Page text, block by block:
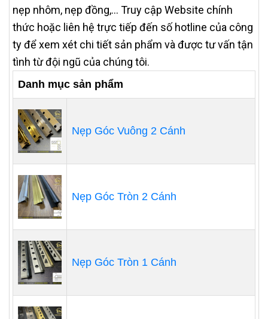
nẹp nhôm, nẹp đồng,… Truy cập Website chính
thức hoặc liên hệ trực tiếp đến số hotline của công
ty để xem xét chi tiết sản phẩm và được tư vấn tận
tình từ đội ngũ của chúng tôi.
Danh mục sản phẩm
Nẹp Góc Vuông 2 Cánh
Nẹp Góc Tròn 2 Cánh
Nẹp Góc Tròn 1 Cánh